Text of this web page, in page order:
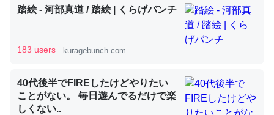
コオロギのカルシウム分はエビの600分の1程度。
─ニュース :: 【研究発表】昆虫学の大問題＝「昆虫はなぜ海にいな
いのか」に関する新仮説
踏絵 - 河部真道 / 踏絵 | くらげバンチ
183 users kuragebunch.com
40代後半でFIREしたけどやりたい
ことがない。 毎日遊んでるだけで楽
しくない..